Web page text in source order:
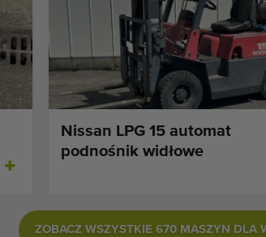
Nissan LPG 15 automat
podnośnik widłowe
ZOBACZ WSZYSTKIE 670 MASZYN DLA